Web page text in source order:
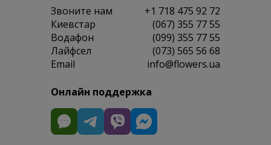
Звоните нам
+1 718 475 92 72
Киевстар
(067) 355 77 55
Водафон
(099) 355 77 55
Лайфсел
(073) 565 56 68
Email
info@flowers.ua
Онлайн поддержка